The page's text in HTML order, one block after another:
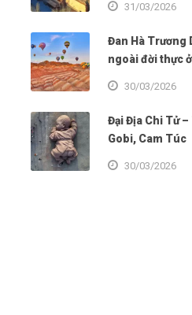
31/03/2026
Đan Hà Trương
ngoài đời thực
30/03/2026
Đại Địa Chi Tử
Gobi, Cam Túc
30/03/2026